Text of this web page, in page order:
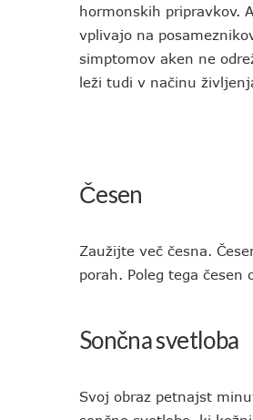
hormonskih pripravkov.
vplivajo na
simptomov aken ne
leži tudi v načinu
Česen
Zaužijte več česna.
porah. Poleg tega
Sončna svetloba
Svoj obraz petnajst